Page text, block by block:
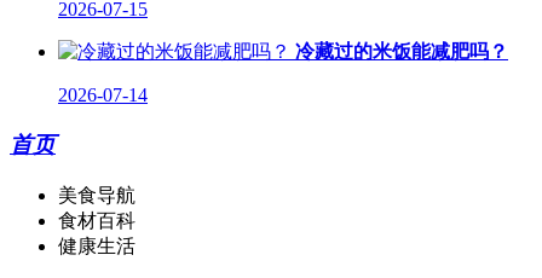
2026-07-15
冷藏过的米饭能减肥吗？
2026-07-14
首页
美食导航
食材百科
健康生活